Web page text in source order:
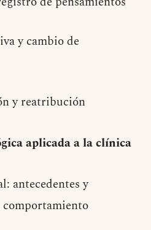
y cambio de
y reatribución
aplicada a la clínica
antecedentes y
comportamiento